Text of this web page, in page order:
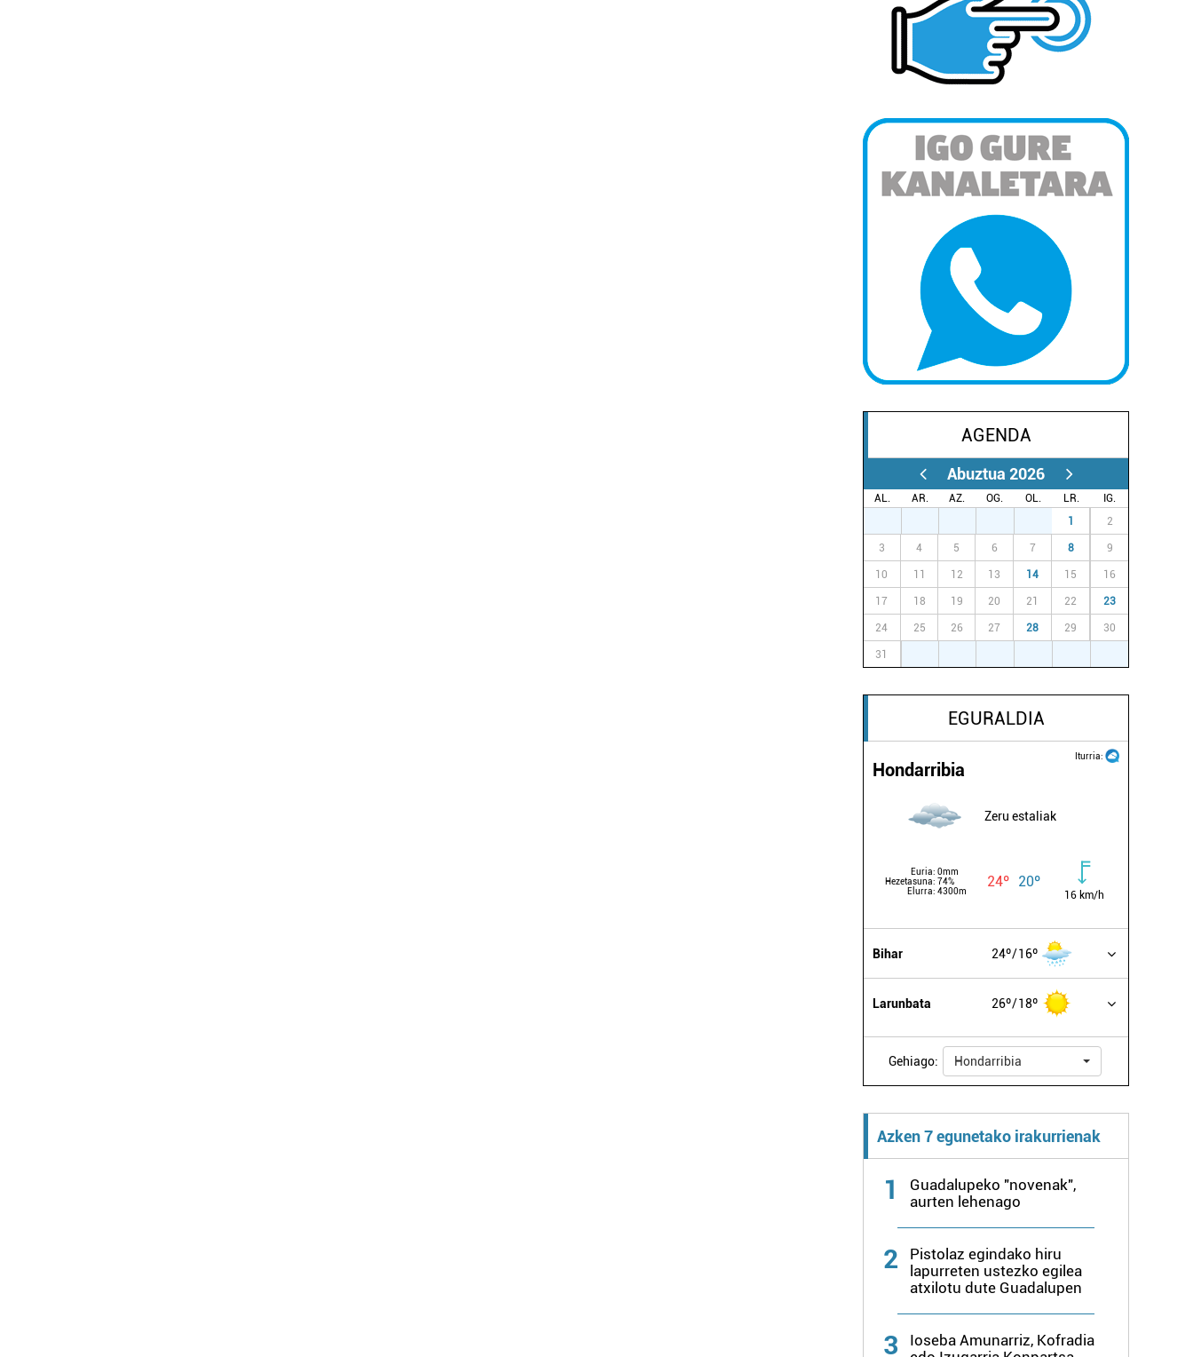
AGENDA
Abuztua 2026
AL. AR. AZ. OG. OL. LR.
IG.
1 2
3 4 5 6 7 8 9
10 11 12 13 14 15 16
17 18 19 20 21 22 23
24 25 26 27 28 29 30
31
EGURALDIA
Iturria:
Hondarribia
Zeru estaliak
Euria: 0mm
Hezetasuna: 74%
Elurra: 4300m
24º 20º
16 km/h
Bihar 24º 16º
Larunbata 26º 18º
Gehiago: Hondarribia
Azken 7 egunetako irakurrienak
1
Guadalupeko "novenak",
aurten lehenago
2
Pistolaz egindako hiru
lapurreten ustezko egilea
atxilotu dute Guadalupen
3
Ioseba Amunarriz, Kofradia